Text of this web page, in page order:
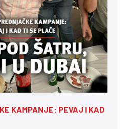
KAMPANJE: PEVAJ I KAD